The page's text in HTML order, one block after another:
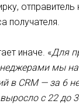
отправитель
получателя.
иначе. «Для
мы
в CRM — за 6
с 22 до